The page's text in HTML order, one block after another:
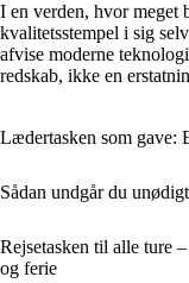
I en verden, hvor meget
kvalitetsstempel i sig
afvise moderne
redskab, ikke en
Lædertasken som gave:
Sådan undgår du
Rejsetasken til alle ture
og ferie